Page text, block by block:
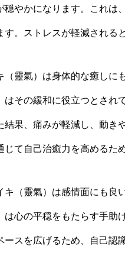
穏やかになります。これは
す。ストレスが軽減される
（靈氣）は身体的な癒しに
はその緩和に役立つとされ
結果、痛みが軽減し、動き
じて自己治癒力を高めるた
キ（靈氣）は感情面にも良
は心の平穏をもたらす手助
ースを広げるため、自己認